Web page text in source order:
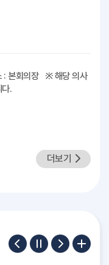
: 본회의장 ※ 해당 의사
.
더보기